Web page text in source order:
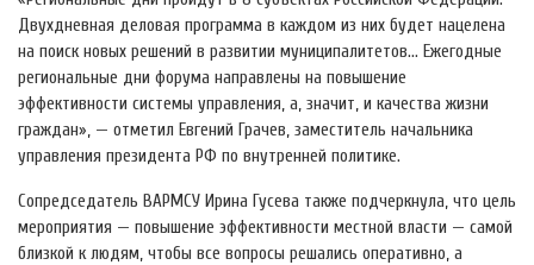
Двухдневная деловая программа в каждом из них будет нацелена
на поиск новых решений в развитии муниципалитетов… Ежегодные
региональные дни форума направлены на повышение
эффективности системы управления, а, значит, и качества жизни
граждан», — отметил Евгений Грачев, заместитель начальника
управления президента РФ по внутренней политике.
Сопредседатель ВАРМСУ Ирина Гусева также подчеркнула, что цель
мероприятия — повышение эффективности местной власти — самой
близкой к людям, чтобы все вопросы решались оперативно, а